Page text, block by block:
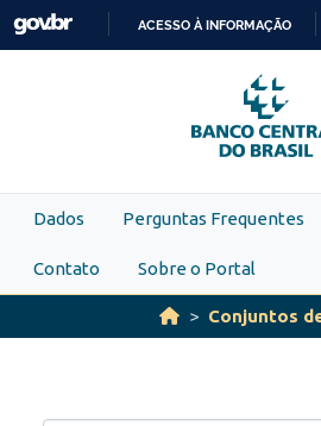
Skip to main content
PARA
O
ACESSO À INFORMAÇÃO
Dados Perguntas Frequentes
Contato Sobre o Portal
Conjuntos